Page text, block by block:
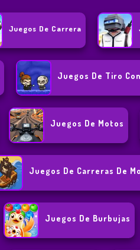
Juegos De Carrera
Juegos De Tiro
Juegos De Motos
Juegos De Carreras De
Juegos De Burbujas